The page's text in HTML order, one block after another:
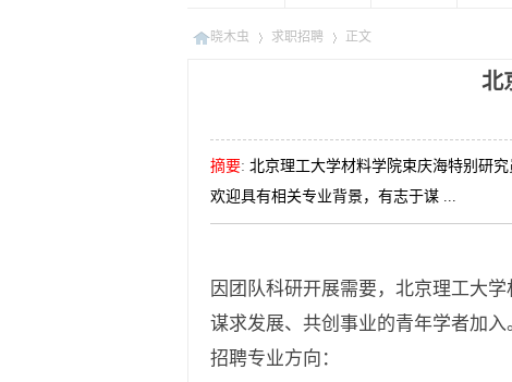
晓木虫 求职招聘 正文
北
摘要: 北京理工大学材料学院束庆海特别研
欢迎具有相关专业背景，有志于谋 ...
因团队科研开展需要，北京理工大
谋求发展、共创事业的青年学者加入
招聘专业方向：